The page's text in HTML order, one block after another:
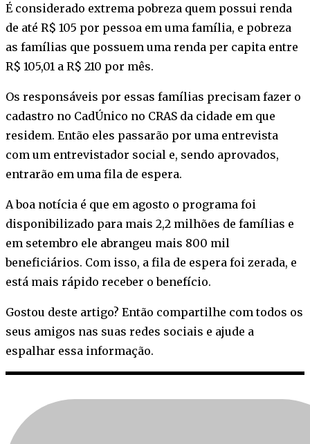
É considerado extrema pobreza quem possui renda
de até R$ 105 por pessoa em uma família, e pobreza
as famílias que possuem uma renda per capita entre
R$ 105,01 a R$ 210 por mês.
Os responsáveis por essas famílias precisam fazer o
cadastro no CadÚnico no CRAS da cidade em que
residem. Então eles passarão por uma entrevista
com um entrevistador social e, sendo aprovados,
entrarão em uma fila de espera.
A boa notícia é que em agosto o programa foi
disponibilizado para mais 2,2 milhões de famílias e
em setembro ele abrangeu mais 800 mil
beneficiários. Com isso, a fila de espera foi zerada, e
está mais rápido receber o benefício.
Gostou deste artigo? Então compartilhe com todos os
seus amigos nas suas redes sociais e ajude a
espalhar essa informação.